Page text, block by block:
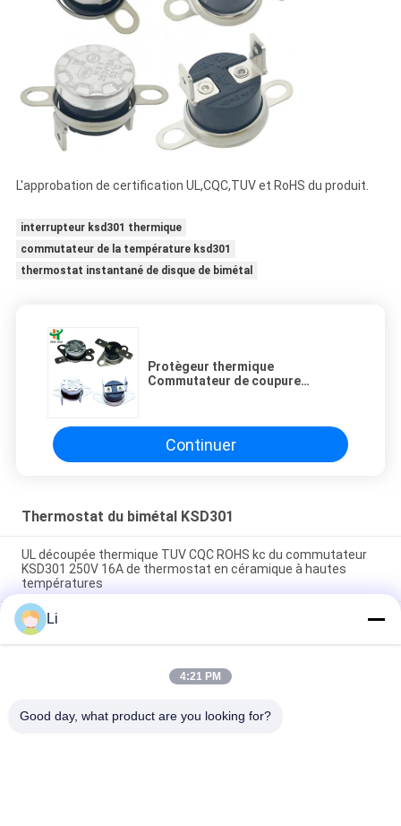
L'approbation de certification UL,CQC,TUV et RoHS du produit.
interrupteur ksd301 thermique
commutateur de la température ksd301
thermostat instantané de disque de bimétal
Protègeur thermique
Commutateur de coupure
Continuer
Thermostat du bimétal KSD301
UL découpée thermique TUV CQC ROHS kc du commutateur
KSD301 250V 16A de thermostat en céramique à hautes
températures
Thermostats instantanés d'action de disque bimétallique,
commutateur de commande limité de basse température
H31 250V 10 13C
Le type instantané puissance bimétallique d'action à C.A.
Li
4:21 PM
Good day, what product are you looking for?